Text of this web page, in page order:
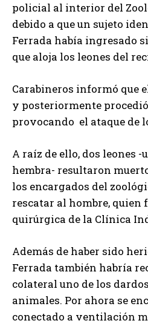
policial al interior del
debido a que un sujeto
Ferrada había ingresado
que aloja los leones del
Carabineros informó que
y posteriormente
provocando el ataque de
A raíz de ello, dos leones
hembra- resultaron
los encargados del
rescatar al hombre, quien
quirúrgica de la Clínica
Además de haber sido
Ferrada también habría
colateral uno de los
animales. Por ahora se
conectado a ventilación